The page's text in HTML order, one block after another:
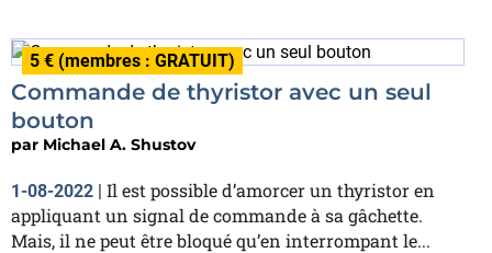
5 € (membres : GRATUIT)
Commande de thyristor avec un seul
bouton
par Michael A. Shustov
1-08-2022 | Il est possible d’amorcer un thyristor en
appliquant un signal de commande à sa gâchette.
Mais, il ne peut être bloqué qu’en interrompant le...